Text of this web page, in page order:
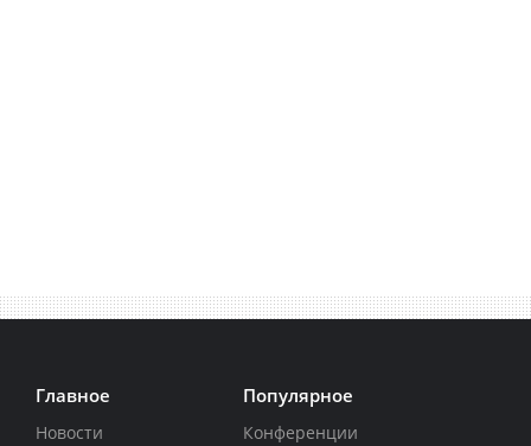
Главное
Новости
Популярное
Конференции